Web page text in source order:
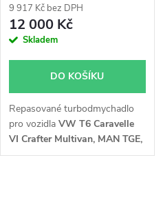
9 917 Kč bez DPH
12 000 Kč
Skladem
DO KOŠÍKU
Repasované turbodmychadlo
pro vozidla VW T6 Caravelle
VI Crafter Multivan, MAN TGE,
75kW, 84kW, 103kW, 110kW